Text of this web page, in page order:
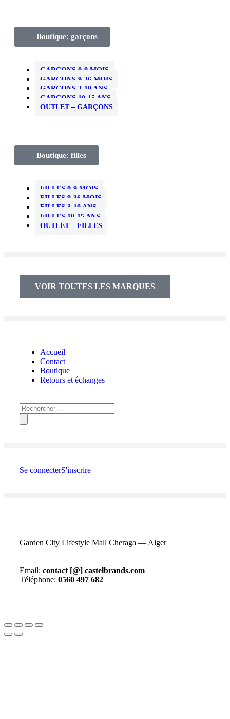
— Boutique: garçons
GARÇONS 0-9 MOIS
GARÇONS 9-36 MOIS
GARÇONS 3-10 ANS
GARÇONS 10-15 ANS
OUTLET – GARÇONS
— Boutique: filles
FILLES 0-9 MOIS
FILLES 9-36 MOIS
FILLES 3-10 ANS
FILLES 10-15 ANS
OUTLET – FILLES
VOIR TOUTES LES MARQUES
Accueil
Contact
Boutique
Retours et échanges
Se connecterS'inscrire
Garden City Lifestyle Mall Cheraga — Alger
Email: contact [@] castelbrands.com
Téléphone: 0560 497 682